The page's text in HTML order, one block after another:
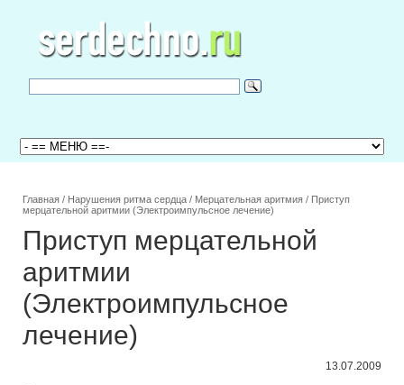
Главная / Нарушения ритма сердца / Мерцательная аритмия / Приступ
мерцательной аритмии (Электроимпульсное лечение)
Приступ мерцательной
аритмии
(Электроимпульсное
лечение)
13.07.2009